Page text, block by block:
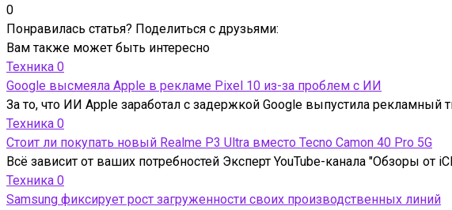
0
Понравилась статья? Поделиться с друзьями:
Вам также может быть интересно
Техника 0
Google высмеяла Apple в рекламе Pixel 10 из-за проблем с ИИ
За то, что ИИ Apple заработал с задержкой Google выпустила рекламный
Техника 0
Стоит ли покупать новый Realme P3 Ultra вместо Tecno Camon 40 Pro 5G
Всё зависит от ваших потребностей Эксперт YouTube-канала "Обзоры от
Техника 0
Samsung фиксирует рост загруженности своих производственных линий